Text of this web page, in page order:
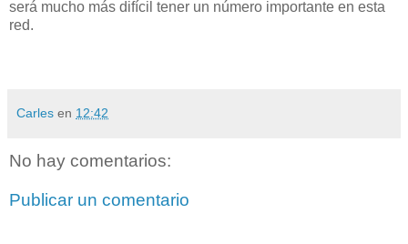
será mucho más difícil tener un número importante en esta
red.
Carles en 12:42
No hay comentarios:
Publicar un comentario